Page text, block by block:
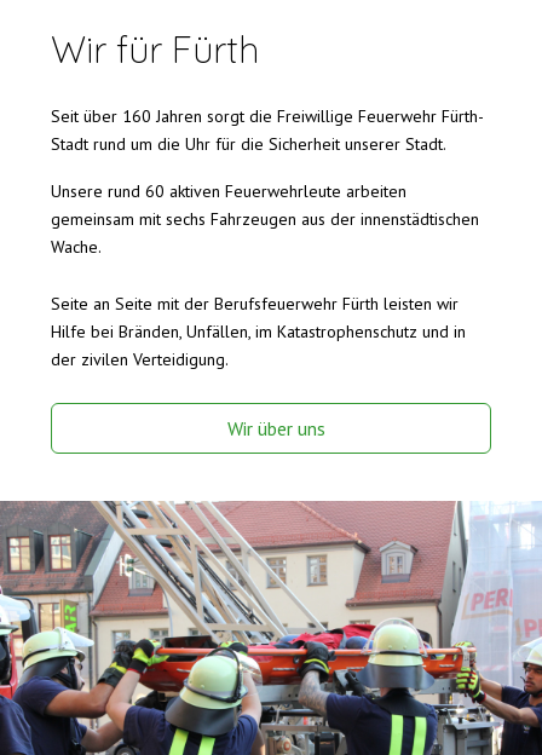
Wir für Fürth
Seit über 160 Jahren sorgt die Freiwillige Feuerwehr Fürth-
Stadt rund um die Uhr für die Sicherheit unserer Stadt.
Unsere rund 60 aktiven Feuerwehrleute arbeiten
gemeinsam mit sechs Fahrzeugen aus der innenstädtischen
Wache.
Seite an Seite mit der Berufsfeuerwehr Fürth leisten wir
Hilfe bei Bränden, Unfällen, im Katastrophenschutz und in
der zivilen Verteidigung.
Wir über uns